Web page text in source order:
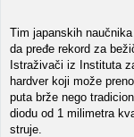
Tim japanskih
da pređe rekord za
Istraživači iz Instituta
hardver koji može
puta brže nego
diodu od 1 milimetra
struje.